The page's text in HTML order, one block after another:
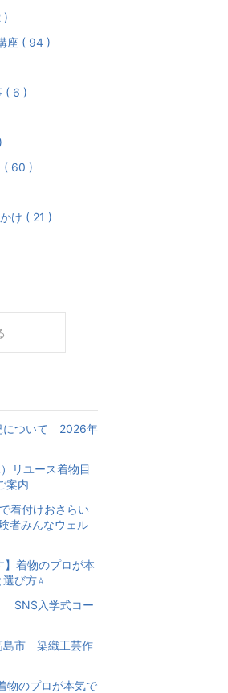
)
座 ( 94 )
( 6 )
( 60 )
け ( 21 )
について 2026年
リユース着物目
案内
着付けおさらい
者みんなウェル
】着物のプロが本
び方⭐️
SNS入学式コー
島市 染織工芸作
物のプロが本気で